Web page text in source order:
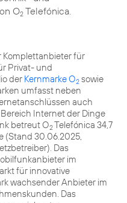
O2 Telefónica.
Komplettanbieter für
Privat- und
der Kernmarke O2 sowie
umfasst neben
auch
Internet der Dinge
betreut O2Telefónica 34,7
(Stand 30.06.2025,
Das
im
für innovative
wachsender Anbieter im
Das